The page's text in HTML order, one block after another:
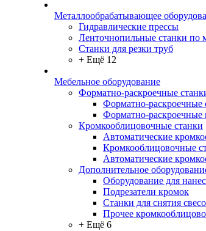
Металлообрабатывающее
Гидравлические прессы
Ленточнопильные станки по
Станки для резки труб
+ Ещё 12
Мебельное оборудование
Форматно-раскроечные
Форматно-раскроечные
Форматно-раскроечные
Кромкооблицовочные станки
Автоматические
Кромкооблицовочные
Автоматические
Дополнительное
Оборудование для
Подрезатели кромок
Станки для снятия
Прочее
+ Ещё 6